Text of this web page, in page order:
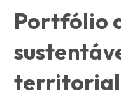
Portfólio
territorial